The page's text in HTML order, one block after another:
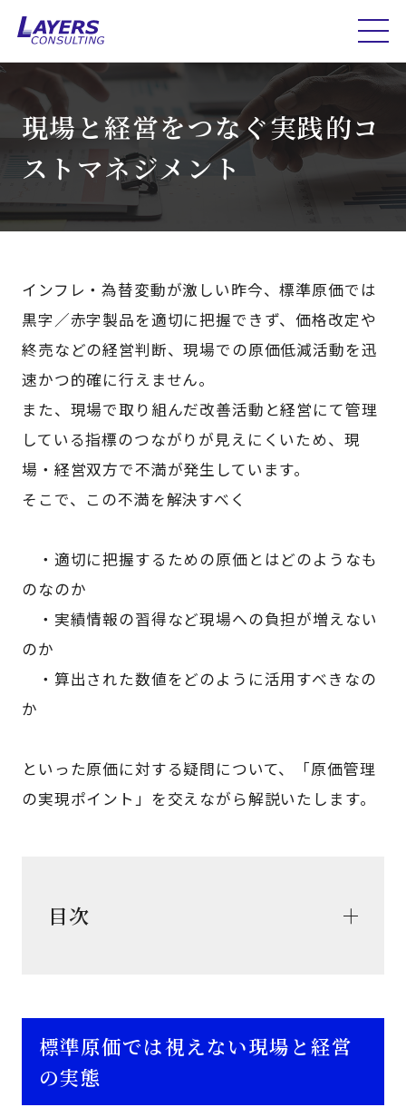
現場と経営をつなぐ実践的コ
ストマネジメント
インフレ・為替変動が激しい昨今、標準原価では
黒字／赤字製品を適切に把握できず、価格改定や
終売などの経営判断、現場での原価低減活動を迅
速かつ的確に行えません。
また、現場で取り組んだ改善活動と経営にて管理
している指標のつながりが見えにくいため、現
場・経営双方で不満が発生しています。
そこで、この不満を解決すべく
・適切に把握するための原価とはどのようなも
のなのか
・実績情報の習得など現場への負担が増えない
のか
・算出された数値をどのように活用すべきなの
か
といった原価に対する疑問について、「原価管理
の実現ポイント」を交えながら解説いたします。
目次
標準原価では視えない現場と経営
の実態